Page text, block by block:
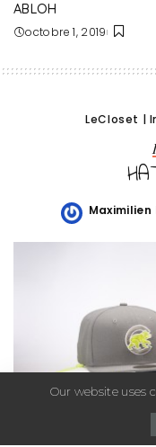
ABLOH
octobre 1, 2019
LeCloset |
Posted
Our website uses